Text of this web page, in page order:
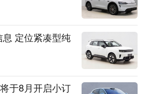
定位紧凑型纯
于8月开启小订